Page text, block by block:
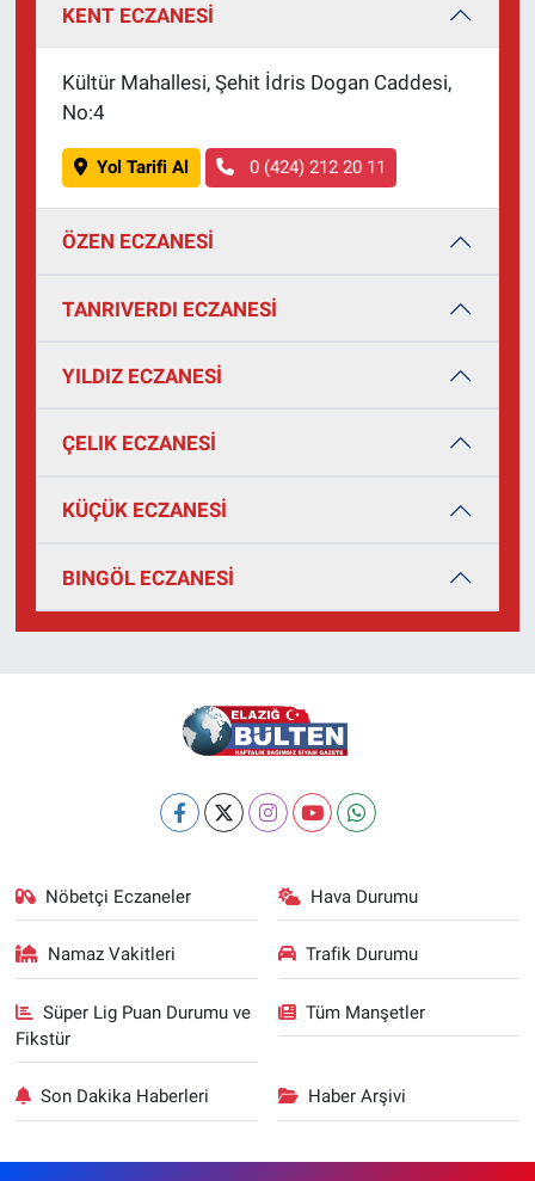
KENT ECZANESİ
Kültür Mahallesi, Şehit İdris Dogan Caddesi,
No:4
Yol Tarifi Al 0 (424) 212 20 11
ÖZEN ECZANESİ
TANRIVERDI ECZANESİ
YILDIZ ECZANESİ
ÇELIK ECZANESİ
KÜÇÜK ECZANESİ
BINGÖL ECZANESİ
Nöbetçi Eczaneler Hava Durumu
Namaz Vakitleri Trafik Durumu
Süper Lig Puan Durumu ve
Fikstür
Tüm Manşetler
Son Dakika Haberleri Haber Arşivi